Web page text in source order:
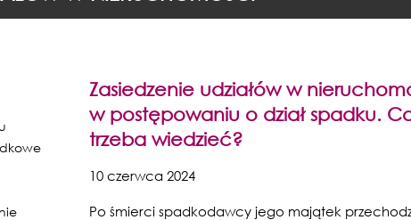
Zasiedzenie udziałów w
w postępowaniu o dział spadku.
trzeba wiedzieć?
10 czerwca 2024
Po śmierci spadkodawcy jego majątek